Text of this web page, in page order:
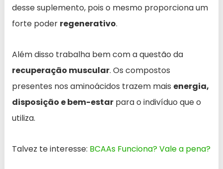
desse suplemento, pois o mesmo proporciona um
forte poder regenerativo.
Além disso trabalha bem com a questão da
recuperação muscular. Os compostos
presentes nos aminoácidos trazem mais energia,
disposição e bem-estar para o indivíduo que o
utiliza.
Talvez te interesse: BCAAs Funciona? Vale a pena?